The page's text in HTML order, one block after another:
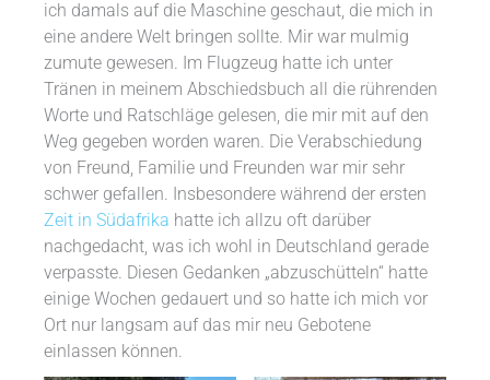
ich damals auf die Maschine geschaut, die mich in
eine andere Welt bringen sollte. Mir war mulmig
zumute gewesen. Im Flugzeug hatte ich unter
Tränen in meinem Abschiedsbuch all die rührenden
Worte und Ratschläge gelesen, die mir mit auf den
Weg gegeben worden waren. Die Verabschiedung
von Freund, Familie und Freunden war mir sehr
schwer gefallen. Insbesondere während der ersten
Zeit in Südafrika hatte ich allzu oft darüber
nachgedacht, was ich wohl in Deutschland gerade
verpasste. Diesen Gedanken „abzuschütteln“ hatte
einige Wochen gedauert und so hatte ich mich vor
Ort nur langsam auf das mir neu Gebotene
einlassen können.